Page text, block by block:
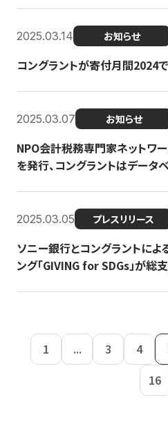
2025.03.14 お知らせ
コングラントが寄付月間2024
2025.03.07 お知らせ
NPO会計税務専門家ネットワ
を発行、コングラントはデータ
2025.03.05 プレスリリース
ソニー銀行とコングラントによ
ング「GIVING for SDGs」が総
1 ... 3 4
16